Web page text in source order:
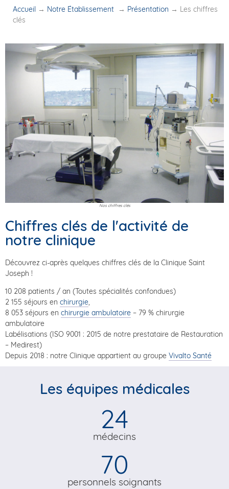
Accueil → Notre Établissement → Présentation → Les chiffres
clés
Nos chiffres clés
Chiffres clés de l'activité de
notre clinique
Découvrez ci-après quelques chiffres clés de la Clinique Saint
Joseph !
10 208 patients / an (Toutes spécialités confondues)
2 155 séjours en chirurgie,
8 053 séjours en chirurgie ambulatoire – 79 % chirurgie
ambulatoire
Labélisations (ISO 9001 : 2015 de notre prestataire de Restauration
– Medirest)
Depuis 2018 : notre Clinique appartient au groupe Vivalto Santé
Les équipes médicales
médecins
24
personnels soignants
70